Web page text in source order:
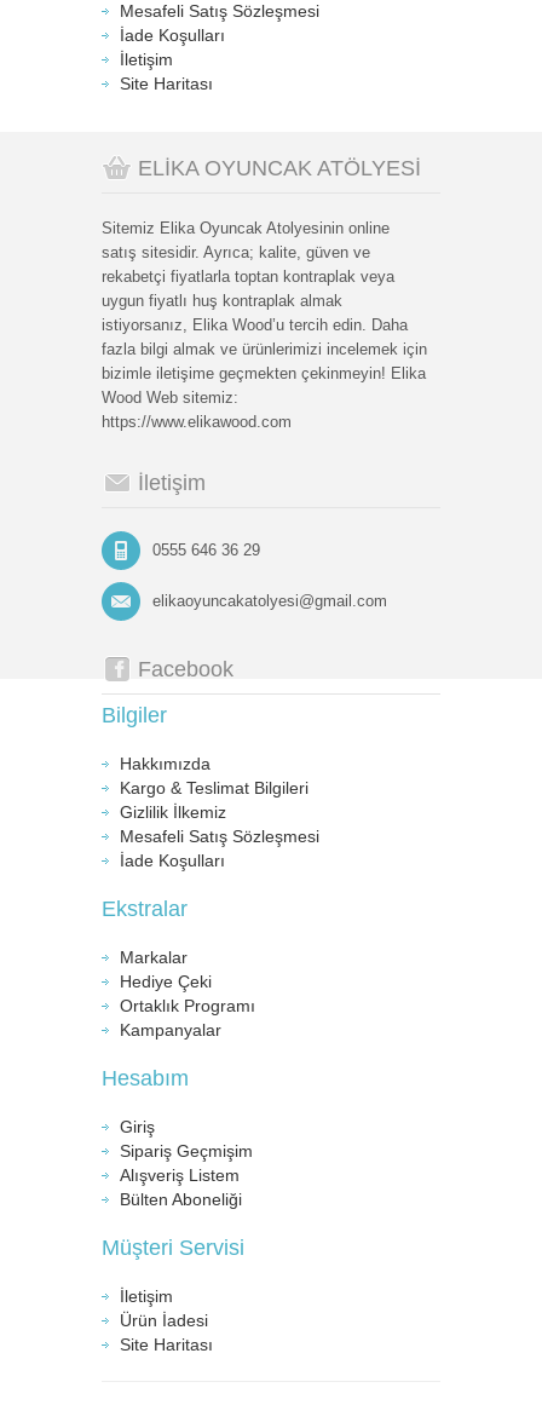
Mesafeli Satış Sözleşmesi
İade Koşulları
İletişim
Site Haritası
ELİKA OYUNCAK ATÖLYESİ
Sitemiz Elika Oyuncak Atolyesinin online
satış sitesidir. Ayrıca; kalite, güven ve
rekabetçi fiyatlarla toptan kontraplak veya
uygun fiyatlı huş kontraplak almak
istiyorsanız, Elika Wood’u tercih edin. Daha
fazla bilgi almak ve ürünlerimizi incelemek için
bizimle iletişime geçmekten çekinmeyin! Elika
Wood Web sitemiz:
https://www.elikawood.com
İletişim
0555 646 36 29
elikaoyuncakatolyesi@gmail.com
Facebook
Bilgiler
Hakkımızda
Kargo & Teslimat Bilgileri
Gizlilik İlkemiz
Mesafeli Satış Sözleşmesi
İade Koşulları
Ekstralar
Markalar
Hediye Çeki
Ortaklık Programı
Kampanyalar
Hesabım
Giriş
Sipariş Geçmişim
Alışveriş Listem
Bülten Aboneliği
Müşteri Servisi
İletişim
Ürün İadesi
Site Haritası